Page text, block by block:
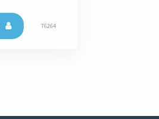
76264